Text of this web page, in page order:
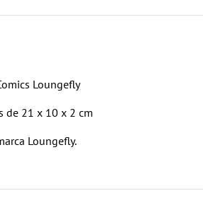
Loungefly
de 21 x 10 x 2 cm
Loungefly.